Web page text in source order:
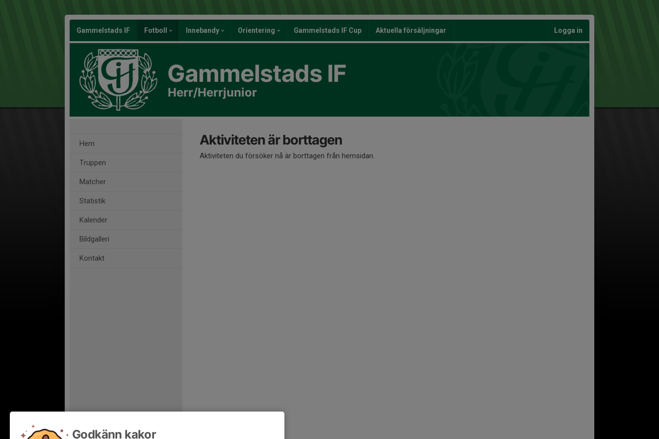
Gammelstads IF Fotboll Innebandy Orientering Gammelstads IF Cup Aktuella försäljningar Logga in
Gammelstads IF
Herr/Herrjunior
Hem
Truppen
Matcher
Statistik
Kalender
Bildgalleri
Kontakt
Aktiviteten är borttagen
Aktiviteten du försöker nå är borttagen från hemsidan.
Godkänn kakor